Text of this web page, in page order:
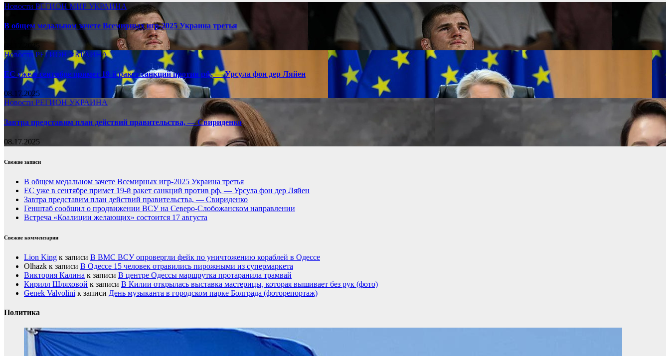
Новости РЕГИОНМИР УКРАИНА
В общем медальном зачете Всемирных игр-2025 Украина третья
08.17.2025
НовостиРЕГИОНУКРАИНА
ЕС уже в сентябре примет 19-й ракет санкций против рф, — Урсула фон дер Ляйен
08.17.2025
Новости РЕГИОН УКРАИНА
Завтра представим план действий правительства, — Свириденко
08.17.2025
Свежие записи
В общем медальном зачете Всемирных игр-2025 Украина третья
ЕС уже в сентябре примет 19-й ракет санкций против рф, — Урсула фон дер Ляйен
Завтра представим план действий правительства, — Свириденко
Генштаб сообщил о продвижении ВСУ на Северо-Слобожанском направлении
Встреча «Коалиции желающих» состоится 17 августа
Свежие комментарии
Lion King к записи В ВМС ВСУ опровергли фейк по уничтожению кораблей в Одессе
Olhazk к записи В Одессе 15 человек отравились пирожными из супермаркета
Виктория Калина к записи В центре Одессы маршрутка протаранила трамвай
Кирилл Шляховой к записи В Килии открылась выставка мастерицы, которая вышивает без рук (фото)
Genek Valvolini к записи День музыканта в городском парке Болграда (фоторепортаж)
Политика